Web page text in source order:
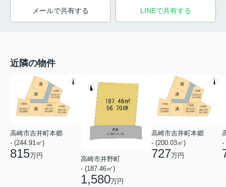
メールで共有する LINEで共有する
近隣の物件
高崎市吉井町本郷
- (244.91㎡)
815万円
高崎市井野町
- (187.46㎡)
1,580万円
高崎市吉井町本郷
- (200.03㎡)
727万円
-